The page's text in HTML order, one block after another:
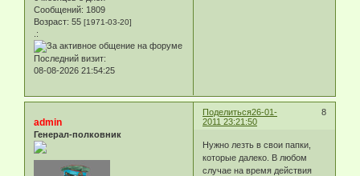
Сообщений: 1809
Возраст: 55 [1971-03-20]
.:
Последний визит:
08-08-2026 21:54:25
Поделиться 8
26-01-
2011 23:21:50
admin
Генерал-полковник
Нужно лезть в свои папки,
которые далеко. В любом
случае на время действия